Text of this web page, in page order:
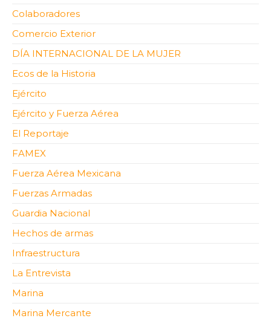
Colaboradores
Comercio Exterior
DÍA INTERNACIONAL DE LA MUJER
Ecos de la Historia
Ejército
Ejército y Fuerza Aérea
El Reportaje
FAMEX
Fuerza Aérea Mexicana
Fuerzas Armadas
Guardia Nacional
Hechos de armas
Infraestructura
La Entrevista
Marina
Marina Mercante